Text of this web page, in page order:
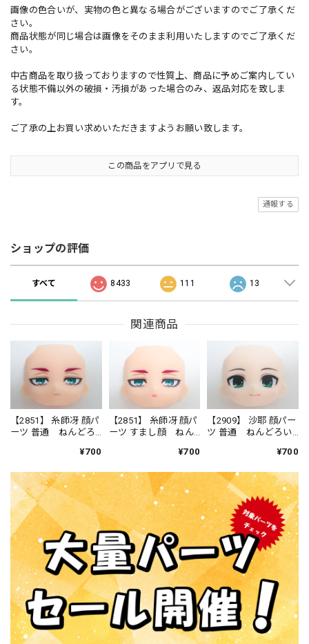
画像の色合いが、実物の色と異なる場合がございますのでご了承くだ
さい。
商品状態が同じ場合は画像をそのまま利用いたしますのでご了承くだ
さい。
中古商品を取り扱っておりますので性質上、商品に予めご案内してい
る状態不備以外の破損・汚損があった場合のみ、返品対応を致しま
す。
ご了承の上お買い求めいただきますようお願い致します。
この商品をアプリで見る
通報する
ショップの評価
すべて 8433 111 13
関連商品
【2851】 糸師冴 顔パ
ーツ 普通 ねんどろ
¥700
【2851】 糸師冴 顔パ
ーツ すまし顔 ねん
¥700
【2909】 沙耶 顔パー
ツ 普通 ねんどろい
¥700